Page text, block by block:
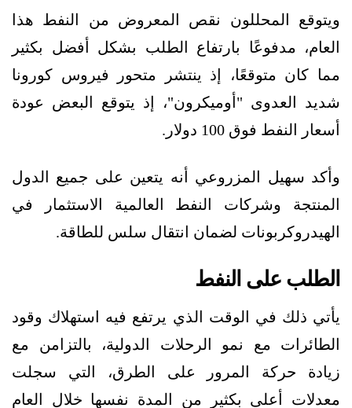
ويتوقع المحللون نقص المعروض من النفط هذا
العام، مدفوعًا بارتفاع الطلب بشكل أفضل بكثير
مما كان متوقعًا، إذ ينتشر متحور فيروس كورونا
شديد العدوى "أوميكرون"، إذ يتوقع البعض عودة
أسعار النفط فوق 100 دولار.
وأكد سهيل المزروعي أنه يتعين على جميع الدول
المنتجة وشركات النفط العالمية الاستثمار في
الهيدروكربونات لضمان انتقال سلس للطاقة.
الطلب على النفط
يأتي ذلك في الوقت الذي يرتفع فيه استهلاك وقود
الطائرات مع نمو الرحلات الدولية، بالتزامن مع
زيادة حركة المرور على الطرق، التي سجلت
معدلات أعلى بكثير من المدة نفسها خلال العام